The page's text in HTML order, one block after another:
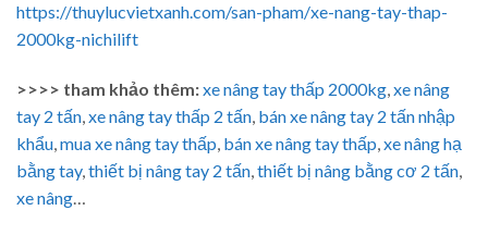
https://thuylucvietxanh.com/san-pham/xe-nang-tay-thap-
2000kg-nichilift
>>>> tham khảo thêm:xe nâng tay thấp 2000kg xe nâng
tay 2 tấn xe nâng tay thấp 2 tấn bán xe nâng tay 2 tấn nhập
khẩu mua xe nâng tay thấp bán xe nâng tay thấp xe nâng hạ
bằng tay, thiết bị nâng tay 2 tấn thiết bị nâng bằng cơ 2 tấn
xe nâng